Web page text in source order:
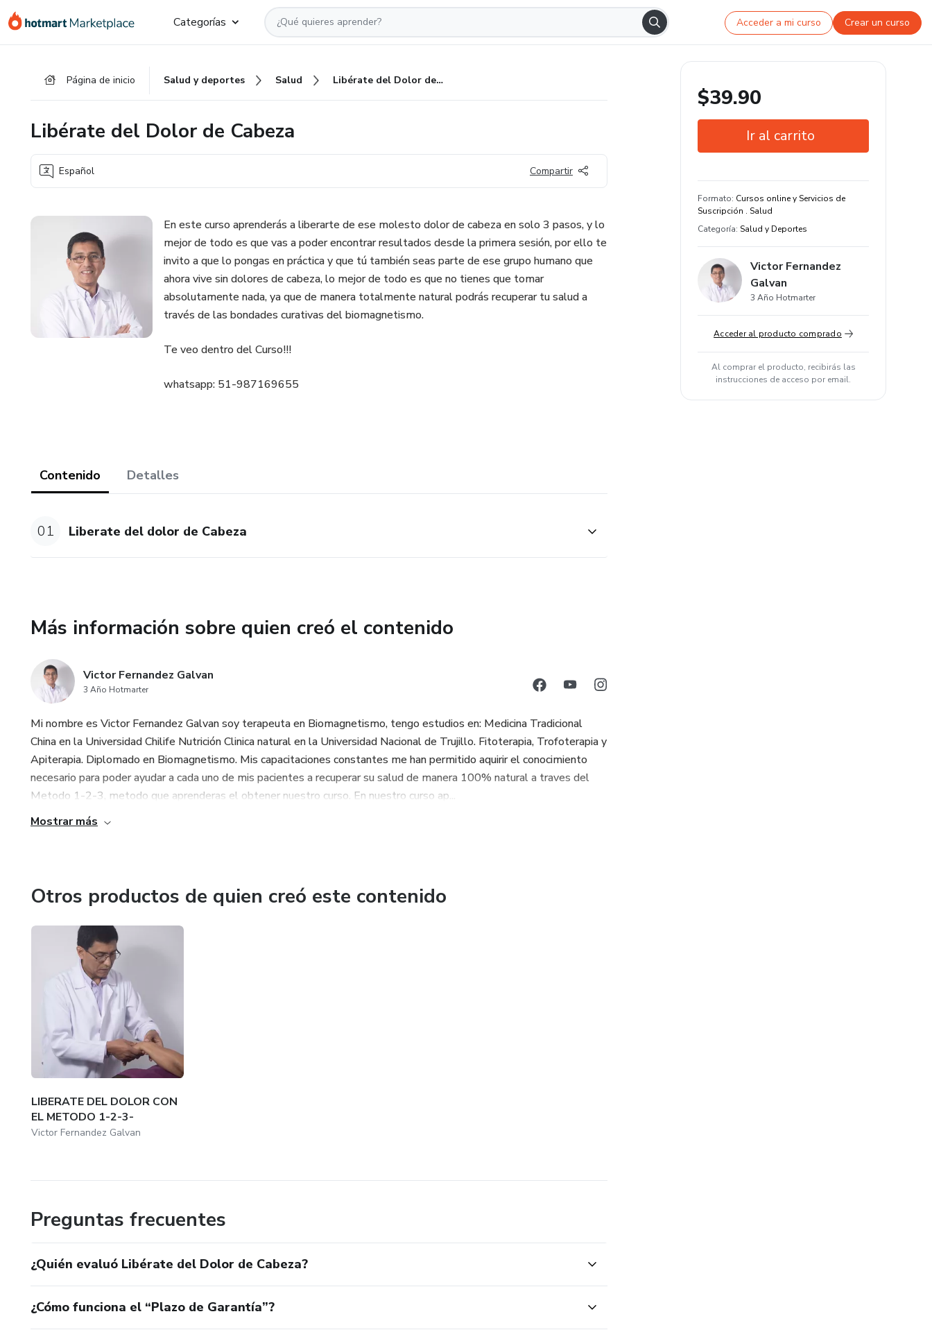
Categorías Acceder a mi curso Crear un curso
Página de inicio Salud y deportes Salud Libérate del Dolor de Cabeza
Libérate del Dolor de Cabeza
Español Compartir
En este curso aprenderás a liberarte de ese molesto dolor de cabeza en solo 3 pasos, y lo
mejor de todo es que vas a poder encontrar resultados desde la primera sesión, por ello te
invito a que lo pongas en práctica y que tú también seas parte de ese grupo humano que
ahora vive sin dolores de cabeza, lo mejor de todo es que no tienes que tomar
absolutamente nada, ya que de manera totalmente natural podrás recuperar tu salud a
través de las bondades curativas del biomagnetismo.
Te veo dentro del Curso!!!
whatsapp: 51-987169655
Contenido Detalles
01 Liberate del dolor de Cabeza
Más información sobre quien creó el contenido
Victor Fernandez Galvan
3 Año Hotmarter
Mi nombre es Victor Fernandez Galvan soy terapeuta en Biomagnetismo, tengo estudios en: Medicina Tradicional
China en la Universidad Chilife Nutrición Clinica natural en la Universidad Nacional de Trujillo. Fitoterapia, Trofoterapia y
Apiterapia. Diplomado en Biomagnetismo. Mis capacitaciones constantes me han permitido aquirir el conocimiento
necesario para poder ayudar a cada uno de mis pacientes a recuperar su salud de manera 100% natural a traves del
Metodo 1-2-3, metodo que aprenderas el obtener nuestro curso. En nuestro curso ap...
Mostrar más
Otros productos de quien creó este contenido
LIBERATE DEL DOLOR CON
EL METODO 1-2-3-
Victor Fernandez Galvan
Preguntas frecuentes
¿Quién evaluó Libérate del Dolor de Cabeza?
¿Cómo funciona el “Plazo de Garantía”?
$39.90
Ir al carrito
Estudia a tu manera y en cualquier
dispositivo
3 clase y 1 hora de contenido original
Formato: Cursos online y Servicios de
Suscripción . Salud
Categoría: Salud y Deportes
Victor Fernandez
Galvan
3 Año Hotmarter
Acceder al producto comprado
Al comprar el producto, recibirás las
instrucciones de acceso por email.